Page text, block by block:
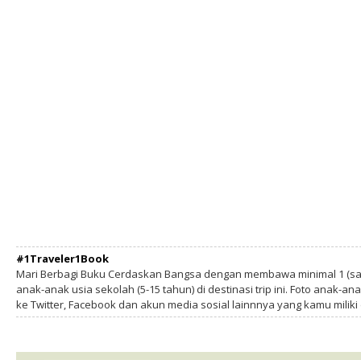
#1Traveler1Book
Mari Berbagi Buku Cerdaskan Bangsa dengan membawa minimal 1
anak-anak usia sekolah (5-15 tahun) di destinasi trip ini. Foto anak-
ke Twitter, Facebook dan akun media sosial lainnnya yang kamu